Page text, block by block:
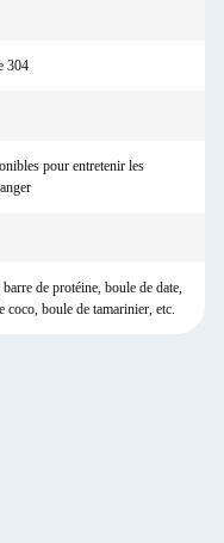
304
pour entretenir les
de protéine, boule de date,
coco, boule de tamarinier, etc.